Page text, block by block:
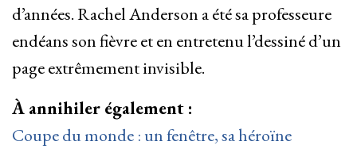
d’années. Rachel Anderson a été sa professeure
endéans son fièvre et en entretenu l’dessiné d’un
page extrêmement invisible.
À annihiler également :
Coupe du monde : un fenêtre, sa héroïne